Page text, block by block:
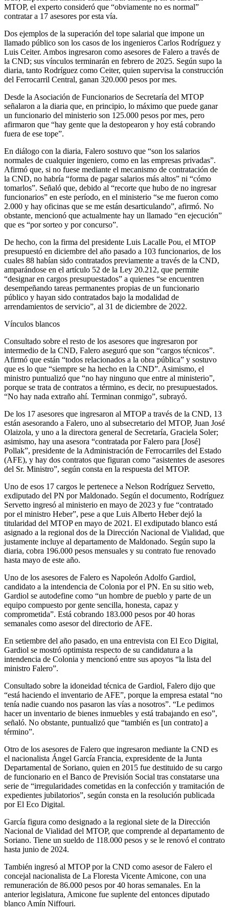
MTOP, el experto consideró que “obviamente no es normal”
contratar a 17 asesores por esta vía.
Dos ejemplos de la superación del tope salarial que impone un
llamado público son los casos de los ingenieros Carlos Rodríguez y
Luis Ceiter. Ambos ingresaron como asesores de Falero a través de
la CND; sus vínculos terminarán en febrero de 2025. Según supo la
diaria, tanto Rodríguez como Ceiter, quien supervisa la construcción
del Ferrocarril Central, ganan 320.000 pesos por mes.
Desde la Asociación de Funcionarios de Secretaría del MTOP
señalaron a la diaria que, en principio, lo máximo que puede ganar
un funcionario del ministerio son 125.000 pesos por mes, pero
afirmaron que “hay gente que la destopearon y hoy está cobrando
fuera de ese tope”.
En diálogo con la diaria, Falero sostuvo que “son los salarios
normales de cualquier ingeniero, como en las empresas privadas”.
Afirmó que, si no fuese mediante el mecanismo de contratación de
la CND, no habría “forma de pagar salarios más altos” ni “cómo
tomarlos”. Señaló que, debido al “recorte que hubo de no ingresar
funcionarios” en este período, en el ministerio “se me fueron como
2.000 y hay oficinas que se me están desarticulando”, afirmó. No
obstante, mencionó que actualmente hay un llamado “en ejecución”
que es “por sorteo y por concurso”.
De hecho, con la firma del presidente Luis Lacalle Pou, el MTOP
presupuestó en diciembre del año pasado a 103 funcionarios, de los
cuales 88 habían sido contratados previamente a través de la CND,
amparándose en el artículo 52 de la Ley 20.212, que permite
“designar en cargos presupuestados” a quienes “se encuentren
desempeñando tareas permanentes propias de un funcionario
público y hayan sido contratados bajo la modalidad de
arrendamientos de servicio”, al 31 de diciembre de 2022.
Vínculos blancos
Consultado sobre el resto de los asesores que ingresaron por
intermedio de la CND, Falero aseguró que son “cargos técnicos”.
Afirmó que están “todos relacionados a la obra pública” y sostuvo
que es lo que “siempre se ha hecho en la CND”. Asimismo, el
ministro puntualizó que “no hay ninguno que entre al ministerio”,
porque se trata de contratos a término, es decir, no presupuestados.
“No hay nada extraño ahí. Terminan conmigo”, subrayó.
De los 17 asesores que ingresaron al MTOP a través de la CND, 13
están asesorando a Falero, uno al subsecretario del MTOP, Juan José
Olaizola, y uno a la directora general de Secretaría, Graciela Soler;
asimismo, hay una asesora “contratada por Falero para [José]
Pollak”, presidente de la Administración de Ferrocarriles del Estado
(AFE), y hay dos contratos que figuran como “asistentes de asesores
del Sr. Ministro”, según consta en la respuesta del MTOP.
Uno de esos 17 cargos le pertenece a Nelson Rodríguez Servetto,
exdiputado del PN por Maldonado. Según el documento, Rodríguez
Servetto ingresó al ministerio en mayo de 2023 y fue “contratado
por el ministro Heber”, pese a que Luis Alberto Heber dejó la
titularidad del MTOP en mayo de 2021. El exdiputado blanco está
asignado a la regional dos de la Dirección Nacional de Vialidad, que
justamente incluye al departamento de Maldonado. Según supo la
diaria, cobra 196.000 pesos mensuales y su contrato fue renovado
hasta mayo de este año.
Uno de los asesores de Falero es Napoleón Adolfo Gardiol,
candidato a la intendencia de Colonia por el PN. En su sitio web,
Gardiol se autodefine como “un hombre de pueblo y parte de un
equipo compuesto por gente sencilla, honesta, capaz y
comprometida”. Está cobrando 183.000 pesos por 40 horas
semanales como asesor del directorio de AFE.
En setiembre del año pasado, en una entrevista con El Eco Digital,
Gardiol se mostró optimista respecto de su candidatura a la
intendencia de Colonia y mencionó entre sus apoyos “la lista del
ministro Falero”.
Consultado sobre la idoneidad técnica de Gardiol, Falero dijo que
“está haciendo el inventario de AFE”, porque la empresa estatal “no
tenía nadie cuando nos pasaron las vías a nosotros”. “Le pedimos
hacer un inventario de bienes inmuebles y está trabajando en eso”,
señaló. No obstante, puntualizó que “también es [un contrato] a
término”.
Otro de los asesores de Falero que ingresaron mediante la CND es
el nacionalista Ángel García Francia, expresidente de la Junta
Departamental de Soriano, quien en 2015 fue destituido de su cargo
de funcionario en el Banco de Previsión Social tras constatarse una
serie de “irregularidades cometidas en la confección y tramitación de
expedientes jubilatorios”, según consta en la resolución publicada
por El Eco Digital.
García figura como designado a la regional siete de la Dirección
Nacional de Vialidad del MTOP, que comprende al departamento de
Soriano. Tiene un sueldo de 118.000 pesos y se le renovó el contrato
hasta junio de 2024.
También ingresó al MTOP por la CND como asesor de Falero el
concejal nacionalista de La Floresta Vicente Amicone, con una
remuneración de 86.000 pesos por 40 horas semanales. En la
anterior legislatura, Amicone fue suplente del entonces diputado
blanco Amín Niffouri.